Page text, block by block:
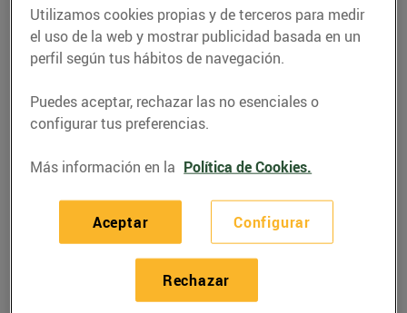
Dirección Cómo llegar
Ctra. de Manlleu a Torelló, Km. 4,7 (08570)
Torelló
Teléfono
Horarios Esclatoil Torelló
Utilizamos cookies propias y de terceros para medir
el uso de la web y mostrar publicidad basada en un
perfil según tus hábitos de navegación.
Puedes aceptar, rechazar las no esenciales o
configurar tus preferencias.
Más información en la Política de Cookies.
Configurar
Rechazar
Aceptar